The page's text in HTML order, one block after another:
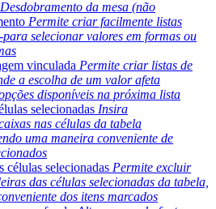
Desdobramento da mesa (não
Permite criar facilmente listas
selecionar valores em formas ou
vinculada Permite criar listas de
a escolha de um valor afeta
disponíveis na próxima lista
selecionadas Insira
nas células da tabela
uma maneira conveniente de
células selecionadas Permite excluir
das células selecionadas da tabela,
dos itens marcados